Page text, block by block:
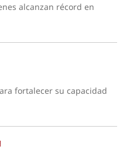
alcanzan récord en
fortalecer su capacidad